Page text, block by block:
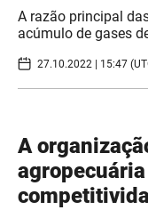
A razão principal
acúmulo de gases
27.10.2022 | 15:47
A